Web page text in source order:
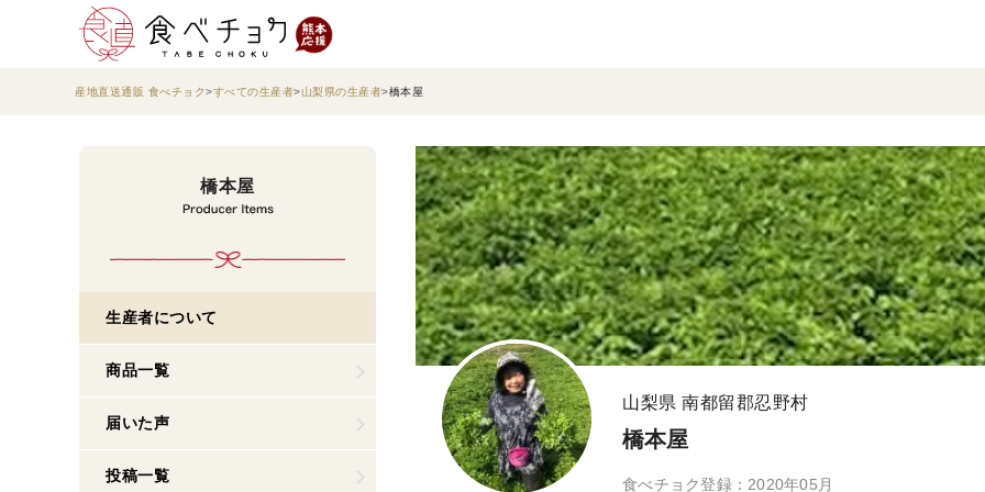
産地直送通販 食べチョク すべての生産者 山梨県の生産者 橋本屋
山梨県 南都留郡忍野村
橋本屋
食べチョク登録：2020年05月
橋本屋
生産者について
商品一覧
届いた声
投稿一覧